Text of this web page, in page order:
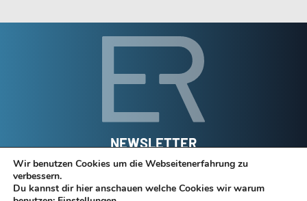
NEWSLETTER
Wir benutzen Cookies um die Webseitenerfahrung zu
verbessern.
Du kannst dir hier anschauen welche Cookies wir warum